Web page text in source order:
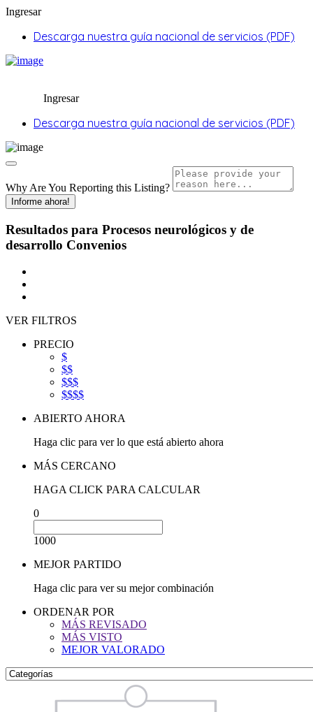
Ingresar
Descarga nuestra guía nacional de servicios (PDF)
Ingresar
Descarga nuestra guía nacional de servicios (PDF)
Why Are You Reporting this Listing?
Informe ahora!
Resultados para Procesos neurológicos y de
desarrollo Convenios
VER FILTROS
PRECIO
$
$$
$$$
$$$$
ABIERTO AHORA
Haga clic para ver lo que está abierto ahora
MÁS CERCANO
HAGA CLICK PARA CALCULAR
0
1000
MEJOR PARTIDO
Haga clic para ver su mejor combinación
ORDENAR POR
MÁS REVISADO
MÁS VISTO
MEJOR VALORADO